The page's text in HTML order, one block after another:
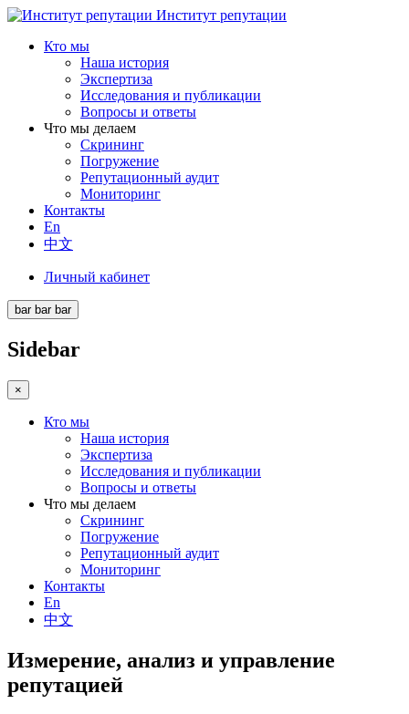
Институт репутации
Кто мы
Наша история
Экспертиза
Исследования и публикации
Вопросы и ответы
Что мы делаем
Скрининг
Погружение
Репутационный аудит
Мониторинг
Контакты
En
中文
Личный кабинет
bar bar bar
Sidebar
×
Кто мы
Наша история
Экспертиза
Исследования и публикации
Вопросы и ответы
Что мы делаем
Скрининг
Погружение
Репутационный аудит
Мониторинг
Контакты
En
中文
Измерение, анализ и управление
репутацией